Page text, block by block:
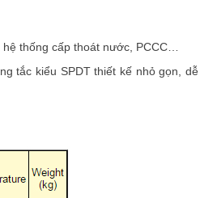
thống cấp thoát nước, PCCC…
tắc kiểu SPDT thiết kế nhỏ gọn, dễ